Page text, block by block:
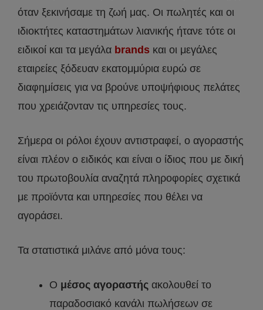
όταν ξεκινήσαμε τη ζωή μας. Οι πωλητές και οι
ιδιοκτήτες καταστημάτων λιανικής ήτανε τότε οι
ειδικοί και τα μεγάλα brands και οι μεγάλες
εταιρείες ξόδευαν εκατομμύρια ευρώ σε
διαφημίσεις για να βρούνε υποψήφιους πελάτες
που χρειάζονταν τις υπηρεσίες τους.
Σήμερα οι ρόλοι έχουν αντιστραφεί, ο αγοραστής
είναι πλέον ο ειδικός και είναι ο ίδιος που με δική
του πρωτοβουλία αναζητά πληροφορίες σχετικά
με προϊόντα και υπηρεσίες που θέλει να
αγοράσει.
Τα στατιστικά μιλάνε από μόνα τους:
Ο μέσος αγοραστής ακολουθεί το
παραδοσιακό κανάλι πωλήσεων σε